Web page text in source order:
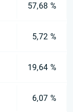
57,68 %
5,72 %
19,64 %
6,07 %